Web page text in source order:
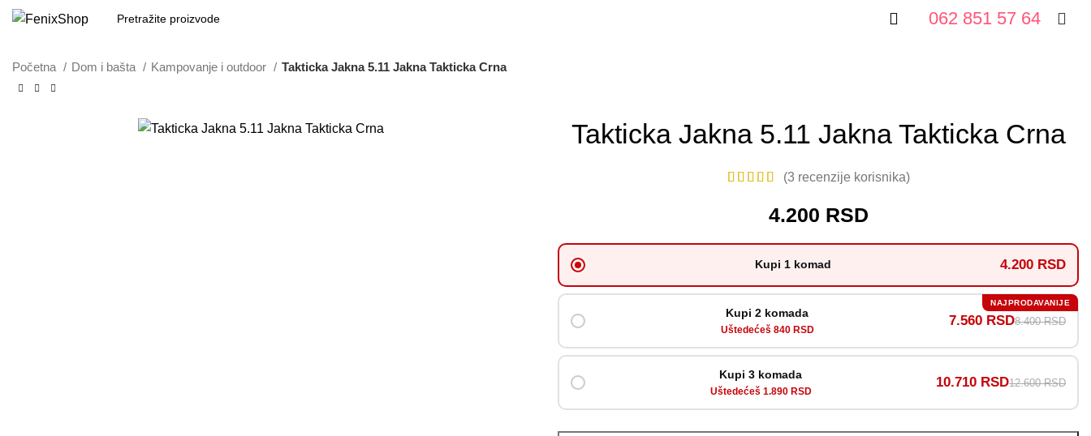
062 851 57 64
Početna Dom i bašta Kampovanje i outdoor Takticka Jakna 5.11 Jakna Takticka Crna
Takticka Jakna 5.11 Jakna Takticka Crna
(3 recenzije korisnika)
4.200 RSD
Kupi 1 komad 4.200 RSD
Kupi 2 komada
Uštedećeš 840 RSD
7.560 RSD8.400 RSD
NAJPRODAVANIJE
Kupi 3 komada
Uštedećeš 1.890 RSD
10.710 RSD12.600 RSD